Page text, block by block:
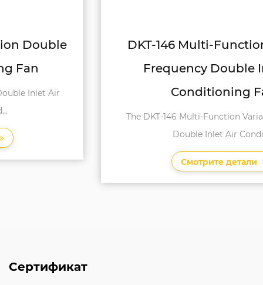
DKT-146 Multi-Function Variable
Frequency Double Inlet Air
Conditioning Fan
The DKT-146 Multi-Function Variable Frequency
Double Inlet Air Conditi...
Сертификат